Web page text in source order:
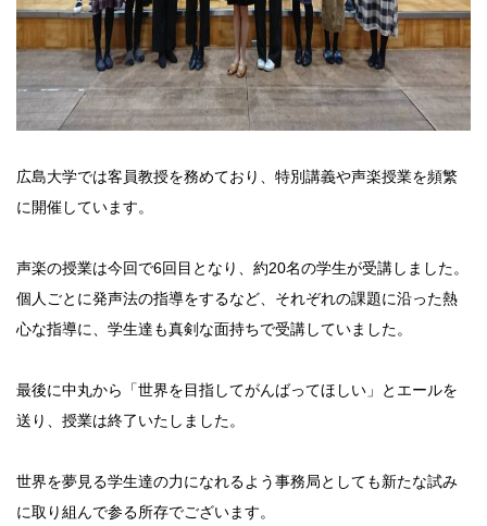
広島大学では客員教授を務めており、特別講義や声楽授業を頻繁
に開催しています。
声楽の授業は今回で6回目となり、約20名の学生が受講しました。
個人ごとに発声法の指導をするなど、それぞれの課題に沿った熱
心な指導に、学生達も真剣な面持ちで受講していました。
最後に中丸から「世界を目指してがんばってほしい」とエールを
送り、授業は終了いたしました。
世界を夢見る学生達の力になれるよう事務局としても新たな試み
に取り組んで参る所存でございます。